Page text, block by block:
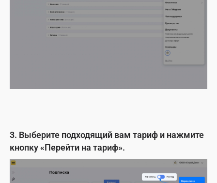
3. Выберите подходящий вам тариф и нажмите
кнопку «Перейти на тариф».